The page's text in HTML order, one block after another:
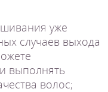
уже
случаев выхода
выполнять
волос;